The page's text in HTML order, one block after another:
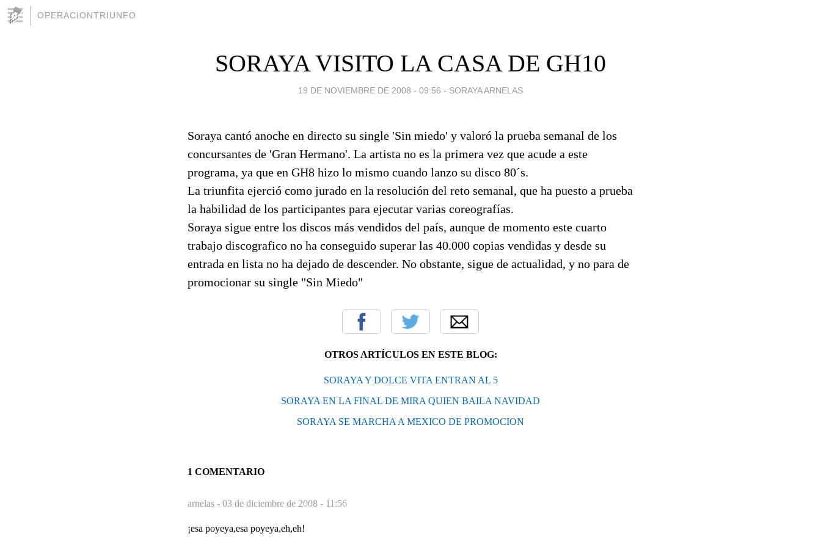
OPERACIONTRIUNFO
SORAYA VISITO LA CASA DE GH10
19 DE NOVIEMBRE DE 2008 - 09:56 - SORAYA ARNELAS
Soraya cantó anoche en directo su single 'Sin miedo' y valoró la prueba semanal de los
concursantes de 'Gran Hermano'. La artista no es la primera vez que acude a este
programa, ya que en GH8 hizo lo mismo cuando lanzo su disco 80´s.
La triunfita ejerció como jurado en la resolución del reto semanal, que ha puesto a prueba
la habilidad de los participantes para ejecutar varias coreografías.
Soraya sigue entre los discos más vendidos del país, aunque de momento este cuarto
trabajo discografico no ha conseguido superar las 40.000 copias vendidas y desde su
entrada en lista no ha dejado de descender. No obstante, sigue de actualidad, y no para de
promocionar su single "Sin Miedo"
OTROS ARTÍCULOS EN ESTE BLOG:
SORAYA Y DOLCE VITA ENTRAN AL 5
SORAYA EN LA FINAL DE MIRA QUIEN BAILA NAVIDAD
SORAYA SE MARCHA A MEXICO DE PROMOCION
1 COMENTARIO
arnelas - 03 de diciembre de 2008 - 11:56
¡esa poyeya,esa poyeya,eh,eh!